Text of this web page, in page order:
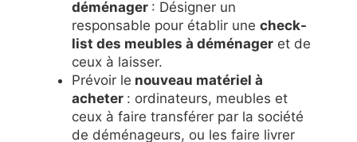
déménager : Désigner un
responsable pour établir une check-
list des meubles à déménager et de
ceux à laisser.
Prévoir le nouveau matériel à
acheter : ordinateurs, meubles et
ceux à faire transférer par la société
de déménageurs, ou les faire livrer